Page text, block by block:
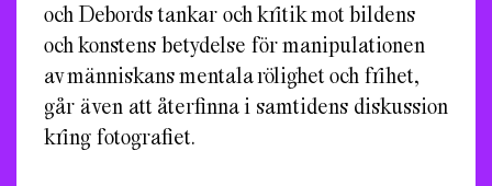
och Debords tankar och kritik mot bildens
och konstens betydelse för manipulationen
av människans mentala rölighet och frihet,
går även att återfinna i samtidens diskussion
kring fotografiet.